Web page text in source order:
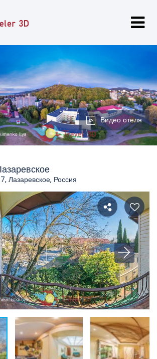
Видео отеля
Лазаревское, Россия